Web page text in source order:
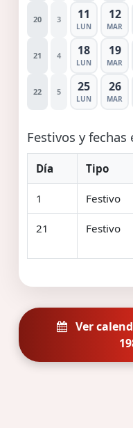
20 3 11
LUN
12
MAR
21 4 18
LUN
19
MAR
22 5 25
LUN
26
MAR
Festivos y
Día Tipo
1 Festivo
21 Festivo
Ver